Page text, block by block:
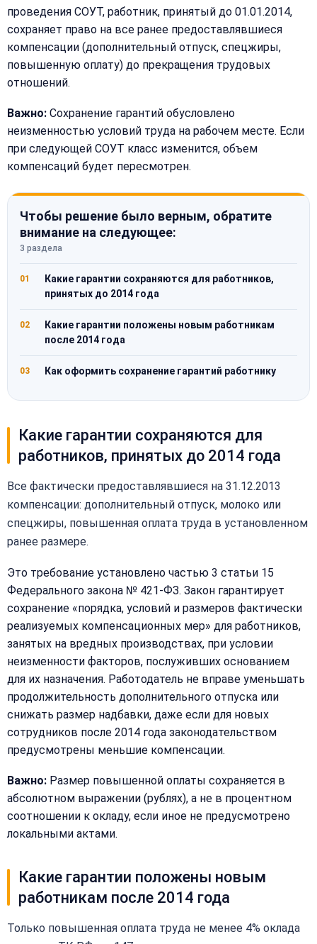
проведения СОУТ, работник, принятый до 01.01.2014,
сохраняет право на все ранее предоставлявшиеся
компенсации (дополнительный отпуск, спецжиры,
повышенную оплату) до прекращения трудовых
отношений.
Важно: Сохранение гарантий обусловлено
неизменностью условий труда на рабочем месте. Если
при следующей СОУТ класс изменится, объем
компенсаций будет пересмотрен.
Чтобы решение было верным, обратите
внимание на следующее:
3 раздела
01
Какие гарантии сохраняются для работников,
принятых до 2014 года
02
Какие гарантии положены новым работникам
после 2014 года
03 Как оформить сохранение гарантий работнику
Какие гарантии сохраняются для
работников, принятых до 2014 года
Все фактически предоставлявшиеся на 31.12.2013
компенсации: дополнительный отпуск, молоко или
спецжиры, повышенная оплата труда в установленном
ранее размере.
Это требование установлено частью 3 статьи 15
Федерального закона № 421-ФЗ. Закон гарантирует
сохранение «порядка, условий и размеров фактически
реализуемых компенсационных мер» для работников,
занятых на вредных производствах, при условии
неизменности факторов, послуживших основанием
для их назначения. Работодатель не вправе уменьшать
продолжительность дополнительного отпуска или
снижать размер надбавки, даже если для новых
сотрудников после 2014 года законодательством
предусмотрены меньшие компенсации.
Важно: Размер повышенной оплаты сохраняется в
абсолютном выражении (рублях), а не в процентном
соотношении к окладу, если иное не предусмотрено
локальными актами.
Какие гарантии положены новым
работникам после 2014 года
Только повышенная оплата труда не менее 4% оклада